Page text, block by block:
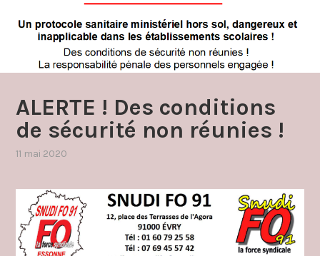
ALERTE ! Des conditions
de sécurité non réunies !
11 mai 2020
chsct
/
fsssct
ou